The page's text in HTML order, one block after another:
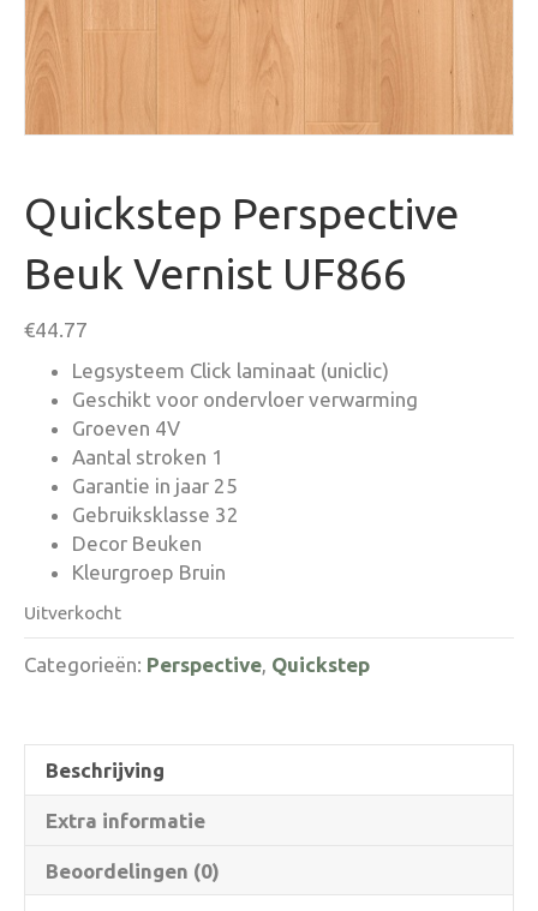
Quickstep Perspective
Beuk Vernist UF866
€44.77
Legsysteem Click laminaat (uniclic)
Geschikt voor ondervloer verwarming
Groeven 4V
Aantal stroken 1
Garantie in jaar 25
Gebruiksklasse 32
Decor Beuken
Kleurgroep Bruin
Uitverkocht
Categorieën: Perspective, Quickstep
Beschrijving
Extra informatie
Beoordelingen (0)